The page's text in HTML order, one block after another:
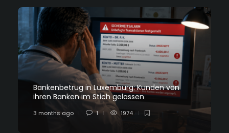
Bankenbetrug in Luxemburg: Kunden von
ihren Banken im Stich gelassen
3 months ago 1 1974